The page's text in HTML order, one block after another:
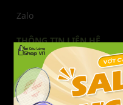
Zalo
THÔNG TIN LIÊN HỆ
Liên hệ Vợt Cầu Lông Shop
Hotline CSKH:077.685.6666